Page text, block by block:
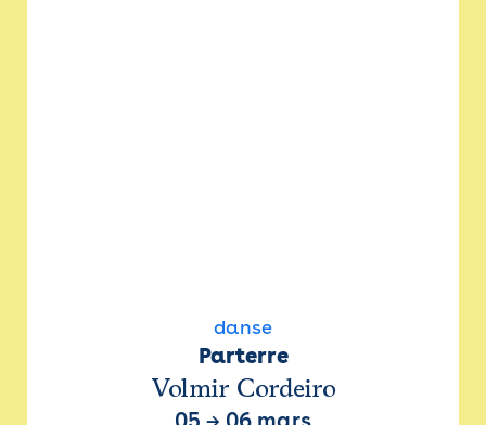
danse
Parterre
Volmir Cordeiro